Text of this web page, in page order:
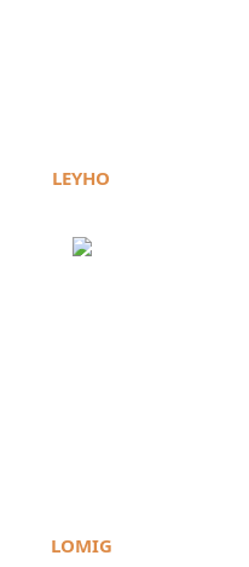
LEYHO
LOMIG